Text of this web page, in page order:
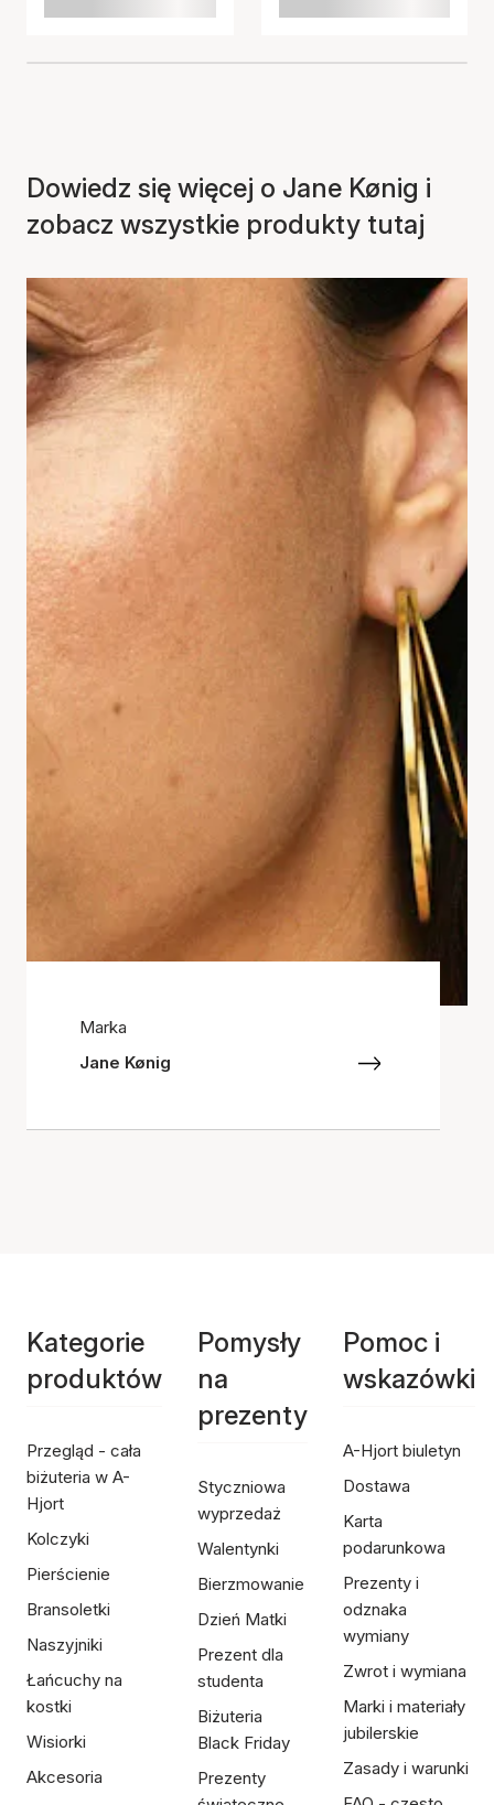
Dowiedz się więcej o Jane Kønig i
zobacz wszystkie produkty tutaj
Marka
Jane Kønig
Kategorie
produktów
Przegląd - cała
biżuteria w A-
Hjort
Kolczyki
Pierścienie
Bransoletki
Naszyjniki
Łańcuchy na
kostki
Wisiorki
Akcesoria
Pomysły
na
prezenty
Styczniowa
wyprzedaż
Walentynki
Bierzmowanie
Dzień Matki
Prezent dla
studenta
Biżuteria
Black Friday
Prezenty
Pomoc i
wskazówki
A-Hjort biuletyn
Dostawa
Karta
podarunkowa
Prezenty i
odznaka
wymiany
Zwrot i wymiana
Marki i materiały
jubilerskie
Zasady i warunki